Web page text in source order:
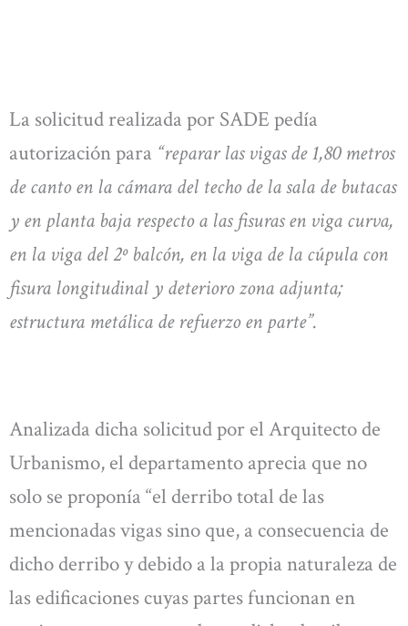
La solicitud realizada por SADE pedía
autorización para “reparar las vigas de 1,80 metros
de canto en la cámara del techo de la sala de butacas
y en planta baja respecto a las fisuras en viga curva,
en la viga del 2º balcón, en la viga de la cúpula con
fisura longitudinal y deterioro zona adjunta;
estructura metálica de refuerzo en parte”.
Analizada dicha solicitud por el Arquitecto de
Urbanismo, el departamento aprecia que no
solo se proponía “el derribo total de las
mencionadas vigas sino que, a consecuencia de
dicho derribo y debido a la propia naturaleza de
las edificaciones cuyas partes funcionan en